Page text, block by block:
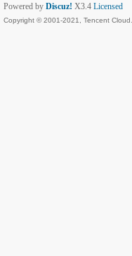
Powered by Discuz! X3.4 Licensed
Copyright © 2001-2021, Tencent Cloud.